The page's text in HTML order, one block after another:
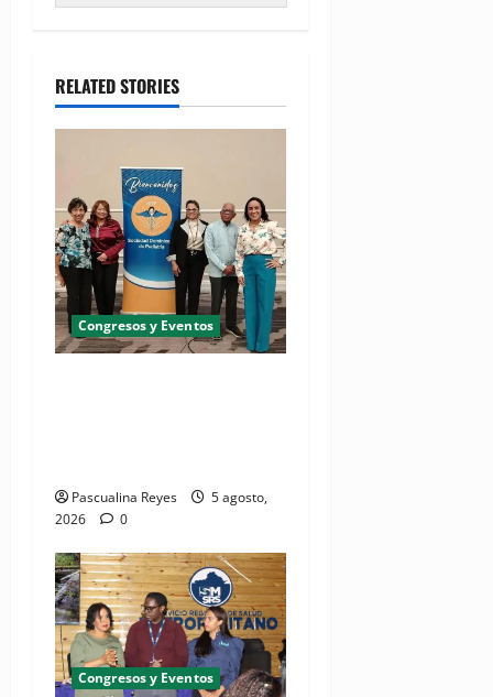
RELATED STORIES
Congresos y Eventos
Pascualina Reyes
5 agosto,
2026
0
Congresos y Eventos